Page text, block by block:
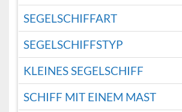
SEGELSCHIFFART
SEGELSCHIFFSTYP
KLEINES SEGELSCHIFF
SCHIFF MIT EINEM MAST